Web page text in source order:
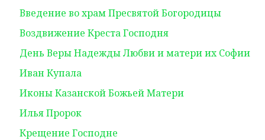
Введение во храм Пресвятой Богородицы
Воздвижение Креста Господня
День Веры Надежды Любви и матери их Софии
Иван Купала
Иконы Казанской Божьей Матери
Илья Пророк
Крещение Господне